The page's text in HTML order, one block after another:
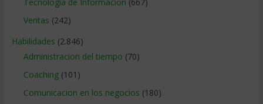
Ventas (242)
Habilidades (2.846)
Administracion del tiempo (70)
Coaching(101)
Comunicacion en los negocios (180)